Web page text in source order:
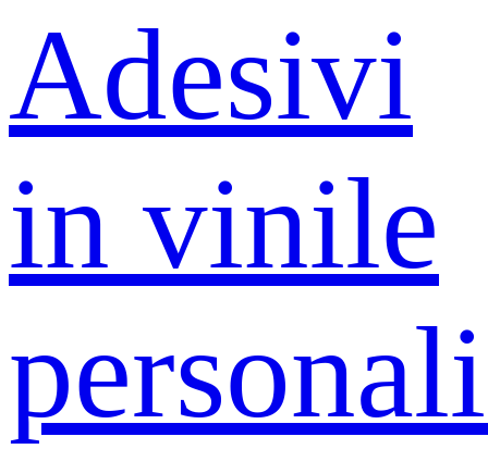
Adesivi
in ​​vinile